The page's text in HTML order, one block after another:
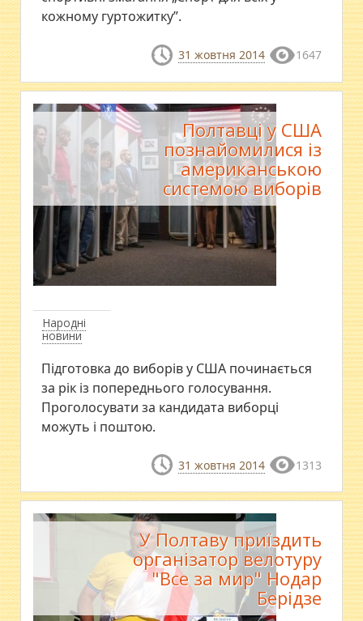
кожному гуртожитку”.
31 жовтня 2014 1647
Народні
новини
Полтавці у США
познайомилися із
американською
системою виборів
Підготовка до виборів у США починається
за рік із попереднього голосування.
Проголосувати за кандидата виборці
можуть і поштою.
31 жовтня 2014 1313
У Полтаву приїздить
організатор велотуру
"Все за мир" Нодар
Берідзе